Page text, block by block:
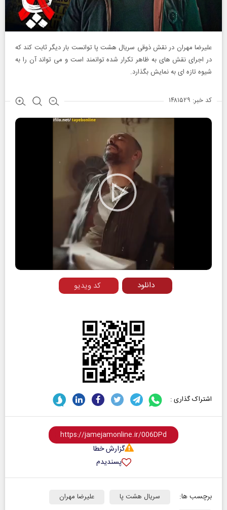
علیرضا مهران در نقش ذوقی سریال هشت پا توانست بار دیگر ثابت کند که
در اجرای نقش های به ظاهر تکرار شده توانمند است و می تواند آن را به
شیوه تازه ای به نمایش بگذارد.
کد خبر: ۱۴۸۱۵۲۹
Video
کد ویدیو دانلود
اشتراک گذاری :
گزارش خطا
پسندیدم
برچسب ها: سریال هشت پا
علیرضا مهران